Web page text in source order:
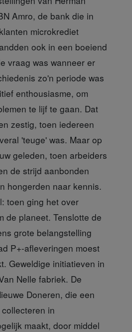
Amro, de bank die in
microkrediet
ook in een boeiend
vraag was wanneer er
zo'n periode was
enthousiasme, om
te lijf te gaan. Dat
zestig, toen iedereen
'teuge' was. Maar op
geleden, toen arbeiders
de strijd aanbonden
hongerden naar kennis.
toen ging het over
de planeet. Tenslotte de
grote belangstelling
P+-afleveringen moest
Geweldige initiatieven in
Nelle fabriek. De
Doneren, die een
in
maakt, door middel